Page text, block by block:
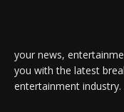
your news,
you with the latest
entertainment industry.